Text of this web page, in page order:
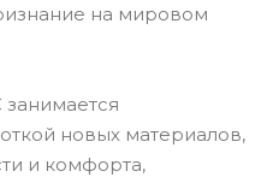
на мировом
новых материалов,
и комфорта,